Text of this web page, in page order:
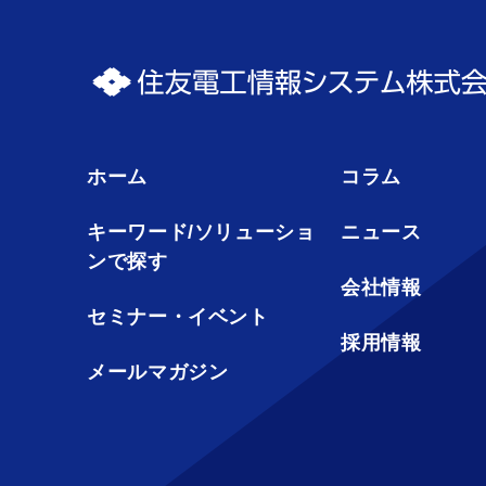
ホーム
キーワード/ソリューショ
ンで探す
セミナー・イベント
メールマガジン
コラム
ニュース
会社情報
採用情報